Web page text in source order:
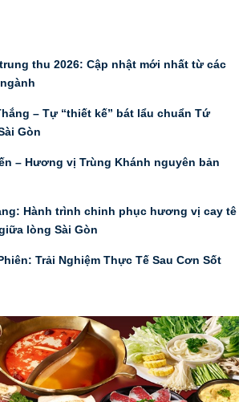
thu 2026: Cập nhật mới nhất từ các
– Tự “thiết kế” bát lẩu chuẩn Tứ
Gòn
– Hương vị Trùng Khánh nguyên bản
Hành trình chinh phục hương vị cay tê
lòng Sài Gòn
Trải Nghiệm Thực Tế Sau Cơn Sốt